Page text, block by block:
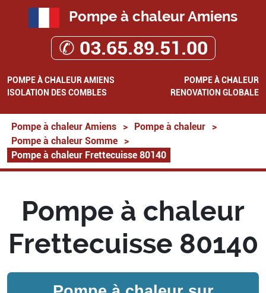
Pompe à chaleur Amiens
✆ 03.65.89.51.00
POMPE À CHALEUR AMIENS
POMPE À CHALEUR
ISOLATION DES COMBLES
RENOVATION GLOBALE
Pompe à chaleur Amiens > Pompe à chaleur
>
Pompe à chaleur Somme
>
Pompe à chaleur Frettecuisse 80140
Pompe à chaleur
Frettecuisse 80140